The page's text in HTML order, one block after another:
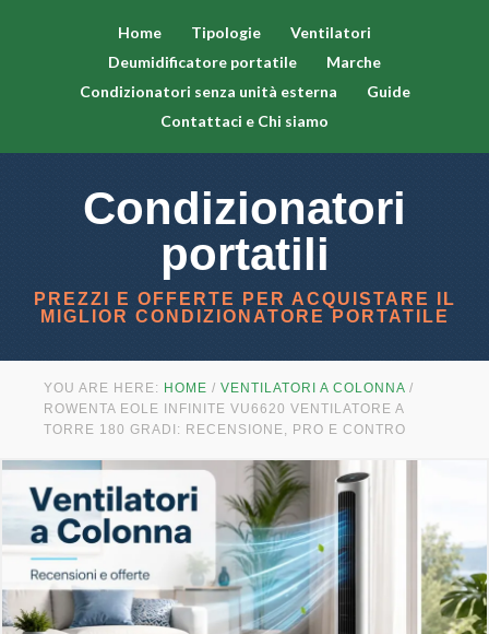
Home Tipologie
Ventilatori
Deumidificatore portatile
Marche
Condizionatori senza unità esterna
Guide
Contattaci e Chi siamo
Condizionatori
portatili
PREZZI E OFFERTE PER ACQUISTARE IL
MIGLIOR CONDIZIONATORE PORTATILE
YOU ARE HERE: HOME / VENTILATORI A COLONNA /
ROWENTA EOLE INFINITE VU6620 VENTILATORE A
TORRE 180 GRADI: RECENSIONE, PRO E CONTRO